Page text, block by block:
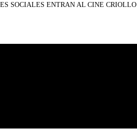
SOCIALES ENTRAN AL CINE CRIOLLO